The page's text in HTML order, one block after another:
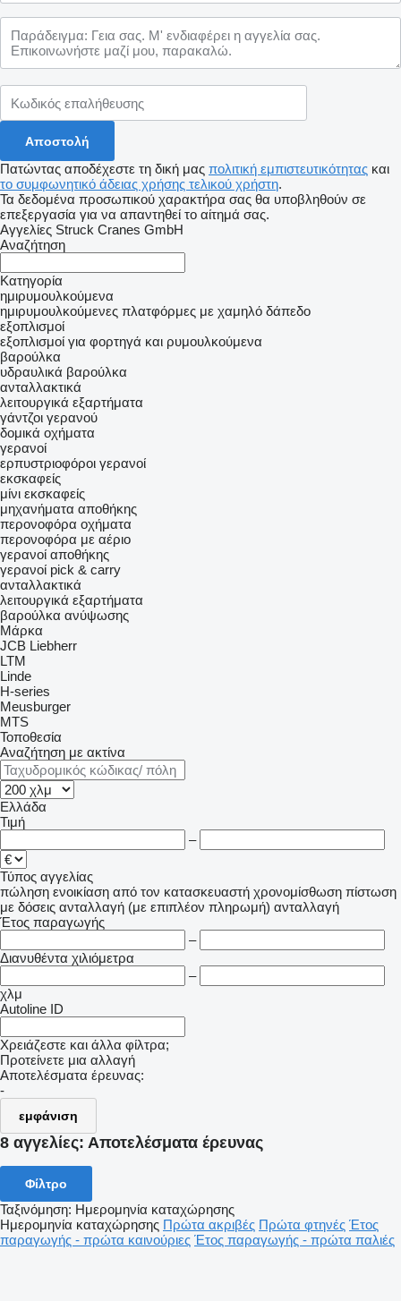
Πατώντας αποδέχεστε τη δική μας πολιτική εμπιστευτικότητας και
το συμφωνητικό άδειας χρήσης τελικού χρήστη.
Τα δεδομένα προσωπικού χαρακτήρα σας θα υποβληθούν σε
επεξεργασία για να απαντηθεί το αίτημά σας.
Αγγελίες Struck Cranes GmbH
Αναζήτηση
Κατηγορία
ημιρυμουλκούμενα
ημιρυμουλκούμενες πλατφόρμες με χαμηλό δάπεδο
εξοπλισμοί
εξοπλισμοί για φορτηγά και ρυμουλκούμενα
βαρούλκα
υδραυλικά βαρούλκα
ανταλλακτικά
λειτουργικά εξαρτήματα
γάντζοι γερανού
δομικά οχήματα
γερανοί
ερπυστριοφόροι γερανοί
εκσκαφείς
μίνι εκσκαφείς
μηχανήματα αποθήκης
περονοφόρα οχήματα
περονοφόρα με αέριο
γερανοί αποθήκης
γερανοί pick & carry
ανταλλακτικά
λειτουργικά εξαρτήματα
βαρούλκα ανύψωσης
Μάρκα
JCB Liebherr
LTM
Linde
H-series
Meusburger
MTS
Τοποθεσία
Αναζήτηση με ακτίνα
Ελλάδα
Τιμή
–
Τύπος αγγελίας
πώληση ενοικίαση από τον κατασκευαστή χρονομίσθωση πίστωση
με δόσεις ανταλλαγή (με επιπλέον πληρωμή) ανταλλαγή
Έτος παραγωγής
–
Διανυθέντα χιλιόμετρα
–
χλμ
Autoline ID
Χρειάζεστε και άλλα φίλτρα;
Προτείνετε μια αλλαγή
Αποτελέσματα έρευνας:
-
εμφάνιση
8 αγγελίες: Αποτελέσματα έρευνας
Φίλτρο
Ταξινόμηση: Ημερομηνία καταχώρησης
Ημερομηνία καταχώρησης Πρώτα ακριβές Πρώτα φτηνές Έτος
παραγωγής - πρώτα καινούριες Έτος παραγωγής - πρώτα παλιές